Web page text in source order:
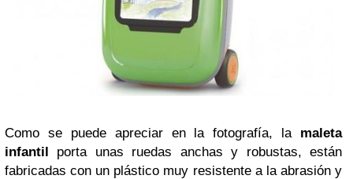
Como se puede apreciar en la fotografía, la maleta
infantil porta unas ruedas anchas y robustas, están
fabricadas con un plástico muy resistente a la abrasión y